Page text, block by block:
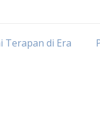
Terapan di Era